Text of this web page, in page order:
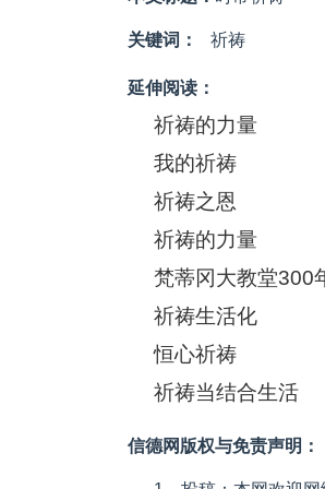
关键词： 祈祷
延伸阅读：
祈祷的力量
我的祈祷
祈祷之恩
祈祷的力量
梵蒂冈大教堂300
祈祷生活化
恒心祈祷
祈祷当结合生活
信德网版权与免责声明：